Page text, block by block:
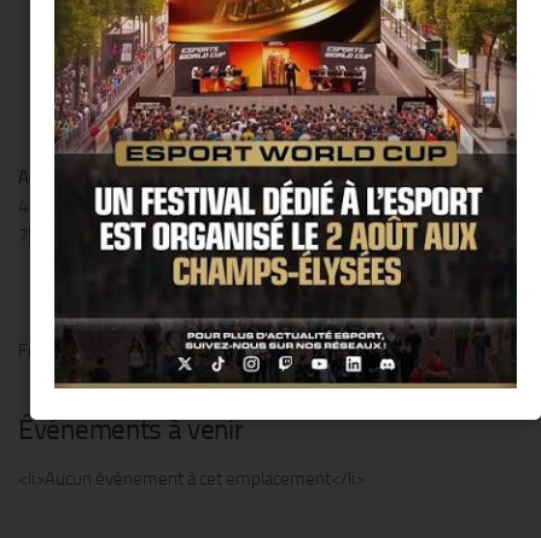
Adresse
4 Boulevard de la Villette
75009 Paris
France
Événements à venir
<li>Aucun événement à cet emplacement</li>